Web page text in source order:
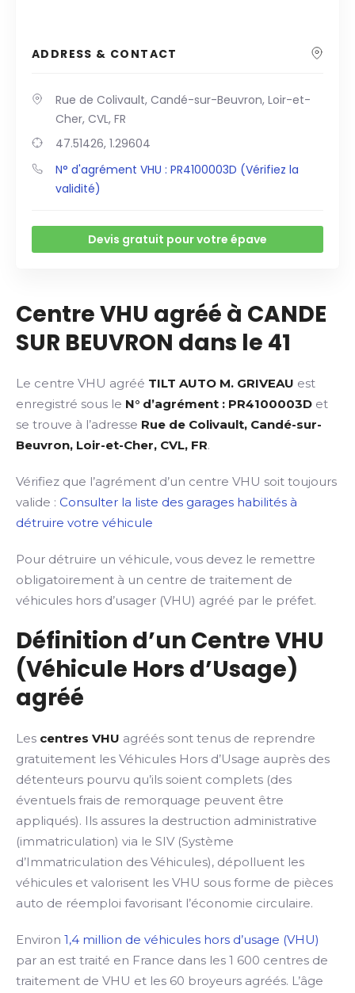
ADDRESS & CONTACT
Rue de Colivault, Candé-sur-Beuvron, Loir-et-
Cher, CVL, FR
47.51426, 1.29604
N° d'agrément VHU : PR4100003D (Vérifiez la
validité)
Devis gratuit pour votre épave
Centre VHU agréé à CANDE
SUR BEUVRON dans le 41
Le centre VHU agréé TILT AUTO M. GRIVEAU est
enregistré sous le N° d’agrément : PR4100003D et
se trouve à l’adresse Rue de Colivault, Candé-sur-
Beuvron, Loir-et-Cher, CVL, FR.
Vérifiez que l’agrément d’un centre VHU soit toujours
valide : Consulter la liste des garages habilités à
détruire votre véhicule
Pour détruire un véhicule, vous devez le remettre
obligatoirement à un centre de traitement de
véhicules hors d’usager (VHU) agréé par le préfet.
Définition d’un Centre VHU
(Véhicule Hors d’Usage)
agréé
Les centres VHU agréés sont tenus de reprendre
gratuitement les Véhicules Hors d’Usage auprès des
détenteurs pourvu qu’ils soient complets (des
éventuels frais de remorquage peuvent être
appliqués). Ils assures la destruction administrative
(immatriculation) via le SIV (Système
d’Immatriculation des Véhicules), dépolluent les
véhicules et valorisent les VHU sous forme de pièces
auto de réemploi favorisant l’économie circulaire.
Environ 1,4 million de véhicules hors d’usage (VHU)
par an est traité en France dans les 1 600 centres de
traitement de VHU et les 60 broyeurs agréés. L’âge